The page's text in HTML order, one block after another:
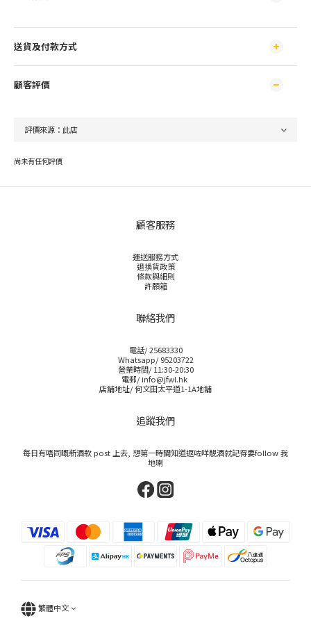
送貨及付款方式
顧客評價
尚未有任何評價
顧客服務
運送服務方式
退換貨政策
條款與細則
許願箱
聯絡我們
電話/ 25683330
Whatsapp/ 95203722
營業時間/ 11:30-20:30
電郵/ info@jfwl.hk
店舖地址/ 何文田太平道1-1A地舖
追蹤我們
每日有唔同嘅新酒款 post 上去, 想第一時間知道返咗咩靚酒就記得要follow 我
地喇
繁體中文